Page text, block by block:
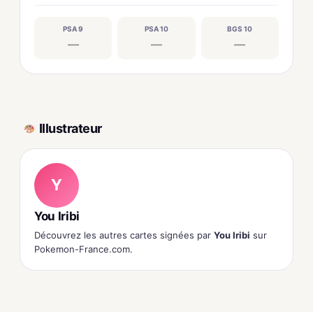
PSA 9
—
PSA 10
—
BGS 10
—
Illustrateur
Y
You Iribi
Découvrez les autres cartes signées par You Iribi sur
Pokemon-France.com.